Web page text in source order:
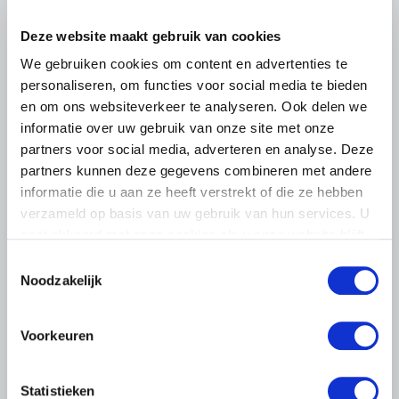
Deze website maakt gebruik van cookies
We gebruiken cookies om content en advertenties te
personaliseren, om functies voor social media te bieden
en om ons websiteverkeer te analyseren. Ook delen we
informatie over uw gebruik van onze site met onze
partners voor social media, adverteren en analyse. Deze
partners kunnen deze gegevens combineren met andere
informatie die u aan ze heeft verstrekt of die ze hebben
verzameld op basis van uw gebruik van hun services. U
Noodzakelijk
Voorkeuren
Statistieken
Lees meer
LTO LOBBY